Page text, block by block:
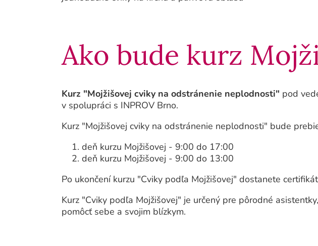
Ako bude kurz
Kurz "Mojžišovej cviky na odstránenie neplodnosti" pod
v spolupráci s INPROV Brno.
Kurz "Mojžišovej cviky na odstránenie neplodnosti" bude
deň kurzu Mojžišovej - 9:00 do 17:00
deň kurzu Mojžišovej - 9:00 do 13:00
Po ukončení kurzu "Cviky podľa Mojžišovej" dostanete
Kurz "Cviky podľa Mojžišovej" je určený pre pôrodné
pomôcť sebe a svojim blízkym.